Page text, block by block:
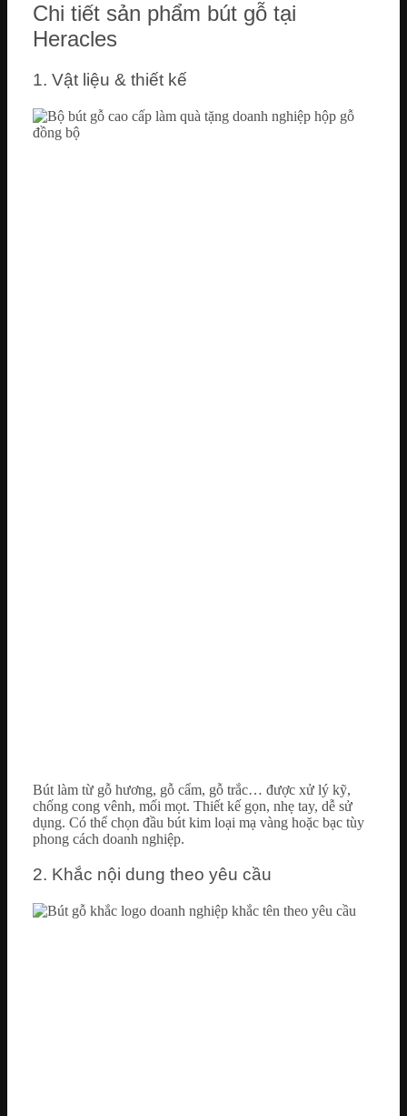
Chi tiết sản phẩm bút gỗ tại
Heracles
1. Vật liệu & thiết kế
Bút làm từ gỗ hương, gỗ cẩm, gỗ trắc… được xử lý kỹ,
chống cong vênh, mối mọt. Thiết kế gọn, nhẹ tay, dễ sử
dụng. Có thể chọn đầu bút kim loại mạ vàng hoặc bạc tùy
phong cách doanh nghiệp.
2. Khắc nội dung theo yêu cầu